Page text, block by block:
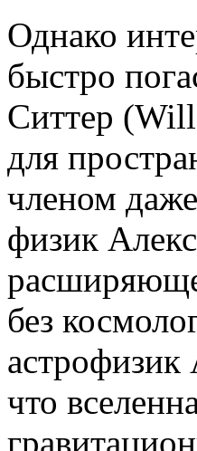
Однако
быстро
Ситтер
для
членом
физик
без
что